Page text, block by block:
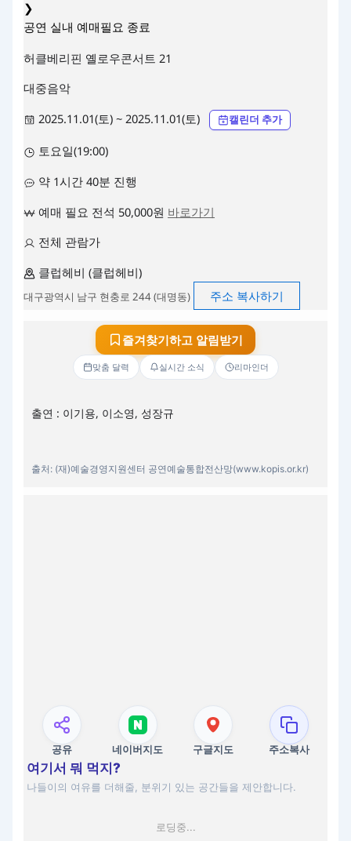
❯
공연 실내 예매필요 종료
허클베리핀 옐로우콘서트 21
대중음악
2025.11.01(토) ~ 2025.11.01(토)
캘린더 추가
토요일(19:00)
약 1시간 40분 진행
예매 필요 전석 50,000원 바로가기
전체 관람가
클럽헤비 (클럽헤비)
대구광역시 남구 현충로 244 (대명동) 주소 복사하기
즐겨찾기하고 알림받기
맞춤 달력 실시간 소식 리마인더
출연 : 이기용, 이소영, 성장규
출처: (재)예술경영지원센터 공연예술통합전산망(www.kopis.or.kr)
공유 네이버지도 구글지도 주소복사
여기서 뭐 먹지?
나들이의 여유를 더해줄, 분위기 있는 공간들을 제안합니다.
로딩중...